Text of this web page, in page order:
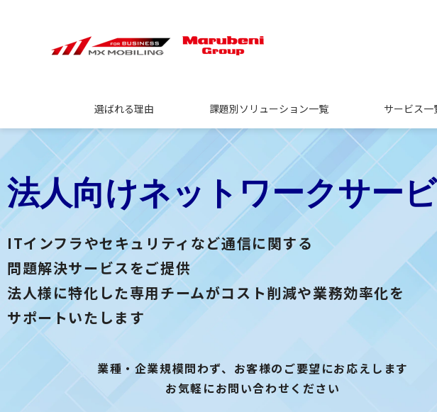
選ばれる理由 課題別ソリューション一覧 サービス一
法人向けネットワークサー
ITインフラやセキュリティなど通信に関する
問題解決サービスをご提供
法人様に特化した専用チームがコスト削減や業務効率化を
サポートいたします
業種・企業規模問わず、お客様のご要望にお応えします
お気軽にお問い合わせください